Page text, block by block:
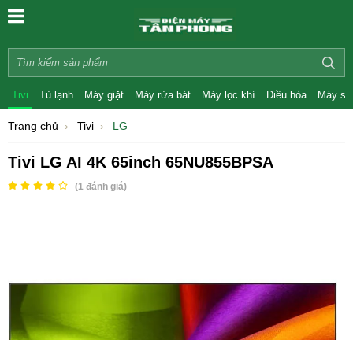
Tivi Tủ lạnh Máy giặt Máy rửa bát Máy lọc khí Điều hòa Máy
Trang chủ Tivi LG
Tivi LG AI 4K 65inch 65NU855BPSA
(1 đánh giá)